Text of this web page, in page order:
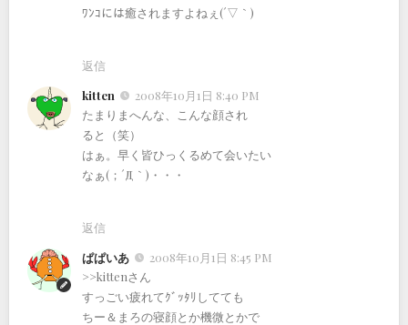
ﾜﾝｺには癒されますよねぇ(´▽｀)
返信
kitten
2008年10月1日 8:40 PM
たまりまへんな、こんな顔され
ると（笑）
はぁ。早く皆ひっくるめて会いたい
なぁ(；´Д｀)・・・
返信
ぱぱいあ
2008年10月1日 8:45 PM
>>kittenさん
すっごい疲れてｸﾞｯﾀﾘしてても
ちー＆まろの寝顔とか機微とかで